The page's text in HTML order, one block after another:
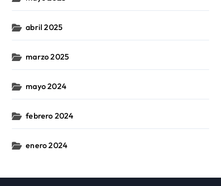
abril 2025
marzo 2025
mayo 2024
febrero 2024
enero 2024